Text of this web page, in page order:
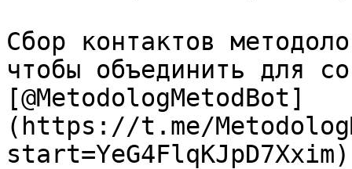
Сбор контактов
чтобы объединить для
[@MetodologMetodBot]
(https://t.me/
start=YeG4FlqKJpD7Xxim)